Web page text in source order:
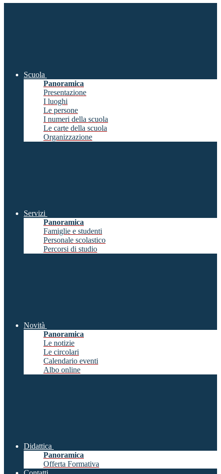
Scuola
Panoramica
Presentazione
I luoghi
Le persone
I numeri della scuola
Le carte della scuola
Organizzazione
Servizi
Panoramica
Famiglie e studenti
Personale scolastico
Percorsi di studio
Novità
Panoramica
Le notizie
Le circolari
Calendario eventi
Albo online
Didattica
Panoramica
Offerta Formativa